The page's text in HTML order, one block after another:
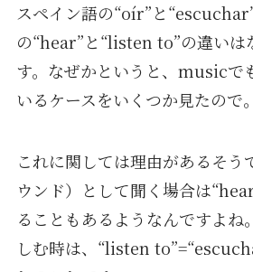
スペイン語の“oír”と
の“hear”と“listen to”の違いは
す。なぜかというと、musicで
いるケースをいくつか見たので。
これに関しては理由があるそう
ウンド）として聞く場合は
ることもあるようなんですよね
しむ時は、“listen